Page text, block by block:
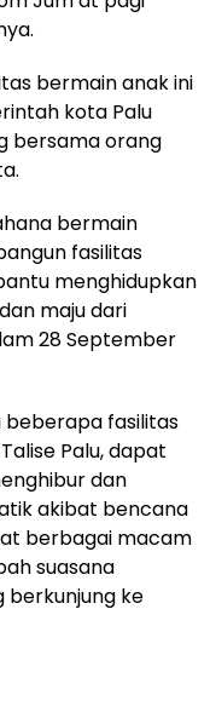
bermain anak ini
kota Palu
bersama orang
bermain
fasilitas
menghidupkan
maju dari
28 September
beberapa fasilitas
Palu, dapat
dan
akibat bencana
berbagai macam
suasana
berkunjung ke